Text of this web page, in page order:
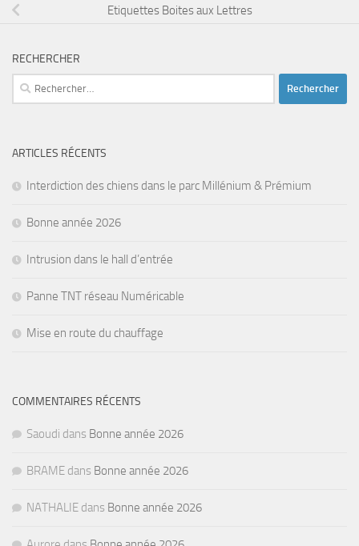
Etiquettes Boites aux Lettres
RECHERCHER
Rechercher :
ARTICLES RÉCENTS
Interdiction des chiens dans le parc Millénium & Prémium
Bonne année 2026
Intrusion dans le hall d’entrée
Panne TNT réseau Numéricable
Mise en route du chauffage
COMMENTAIRES RÉCENTS
Saoudi dans Bonne année 2026
BRAME dans Bonne année 2026
NATHALIE dans Bonne année 2026